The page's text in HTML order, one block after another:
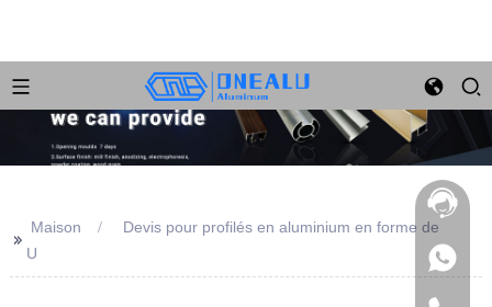
>>
Maison
Devis pour profilés en aluminium en forme de
U